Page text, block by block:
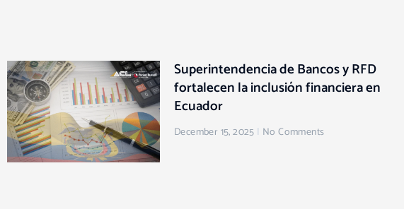
Superintendencia de Bancos y RFD
fortalecen la inclusión financiera en
Ecuador
December 15, 2025 No Comments